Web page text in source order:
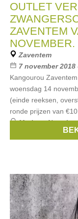
OUTLET
ZAVENTEM
NOVEMBER.
Zaventem
7 november 2018
Kangourou
woensdag 14
(einde reeksen,
ronde prijzen van €10
Merken:Noppies
,